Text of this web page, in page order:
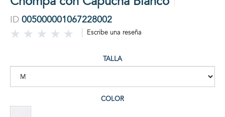
ID 005000001067228002
Escribe una reseña
TALLA
COLOR